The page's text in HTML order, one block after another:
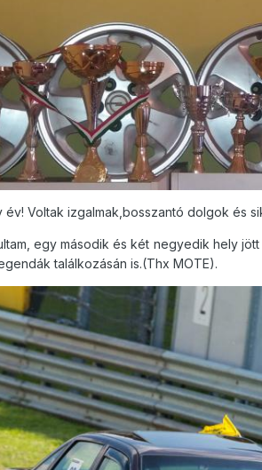
Voltak izgalmak,bosszantó dolgok és
egy második és két negyedik hely
találkozásán is.(Thx MOTE).